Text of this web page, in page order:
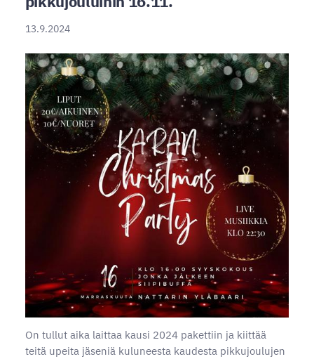
13.9.2024
On tullut aika laittaa kausi 2024 pakettiin ja kiittää
teitä upeita jäseniä kuluneesta kaudesta pikkujoulujen